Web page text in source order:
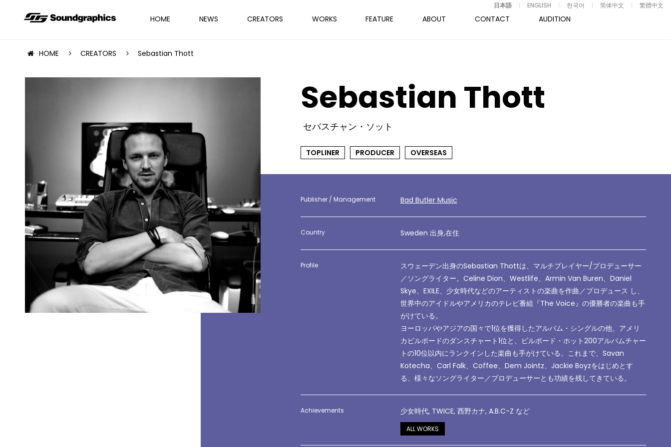
HOME NEWS CREATORS WORKS FEATURE ABOUT CONTACT AUDITION
ENGLISH
日本語 한국어 简体中文 繁體中文
HOME CREATORS Sebastian Thott
Sebastian Thott
セバスチャン・ソット
TOPLINER PRODUCER OVERSEAS
Publisher / Management Bad Butler Music
Country Sweden 出身,在住
Profile スウェーデン出身のSebastian Thottは、マルチプレイヤー/プロデューサー
／ソングライター。 Celine Dion、 Westlife、 Armin Van Buren、 Daniel
Skye、 EXILE、少女時代などのアーティストの楽曲を作曲／プロデュース し、
世界中のアイドルやアメリカのテレビ番組『The Voice』の優勝者の楽曲も手
がけている。
ヨーロッパやアジアの国々で1位を獲得したアルバム・シングルの他、アメリ
カビルボードのダンスチャート1位と、ビルボード・ホット200アルバムチャー
トの10位以内にランクインした楽曲も手がけている。これまで、 Savan
Kotecha、 Carl Falk、 Coffee、 Dem Jointz、 Jackie Boyzをはじめとす
る、様々なソングライター／プロデューサーとも功績を残してきている。
Achievements 少女時代, TWICE, 西野カナ, A.B.C-Z など
ALL WORKS